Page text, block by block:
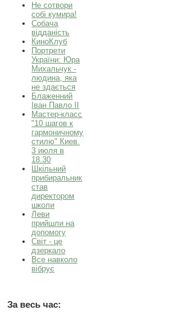
Не сотвори
собі кумира!
Собача
відданість
КиноКлуб
Портрети
України: Юра
Михальчук -
людина, яка
не здається
Блаженний
Іван Павло ІІ
Мастер-класс
"10 шагов к
гармоничному
стилю" Киев.
3 июля в
18.30
Шкільний
прибиральник
став
директором
школи
Леви
прийшли на
допомогу
Світ - це
дзеркало
Все навколо
вібрує
За весь час: